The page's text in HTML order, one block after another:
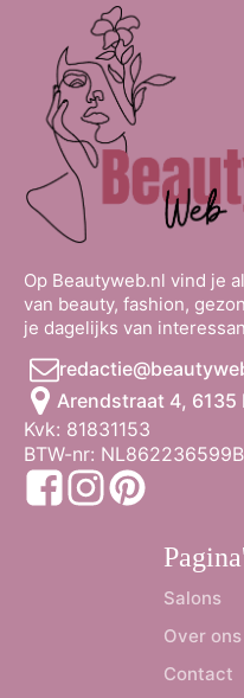
Op Beautyweb.nl vind je
van beauty, fashion,
je dagelijks van
Arendstraat 4, 6135
Kvk: 81831153
BTW-nr:
Salons
Over ons
Contact